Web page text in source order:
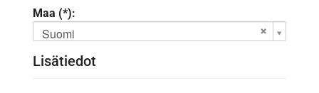
Maa (*):
Suomi
Lisätiedot